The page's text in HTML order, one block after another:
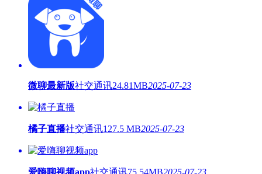
微聊最新版社交通讯24.81MB2025-07-23
橘子直播社交通讯127.5 MB2025-07-23